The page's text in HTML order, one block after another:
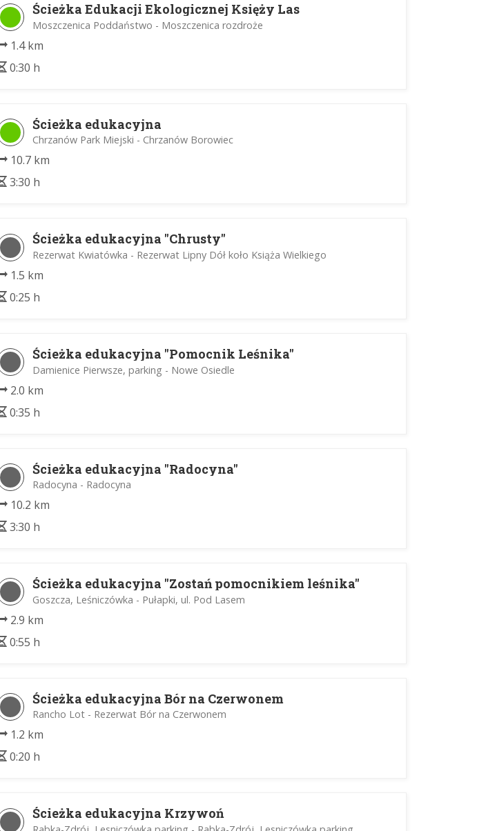
Ścieżka Edukacji Ekologicznej Księży Las
Moszczenica Poddaństwo - Moszczenica rozdroże
1.4 km
0:30 h
Ścieżka edukacyjna
Chrzanów Park Miejski - Chrzanów Borowiec
10.7 km
3:30 h
Ścieżka edukacyjna "Chrusty"
Rezerwat Kwiatówka - Rezerwat Lipny Dół koło Książa Wielkiego
1.5 km
0:25 h
Ścieżka edukacyjna "Pomocnik Leśnika"
Damienice Pierwsze, parking - Nowe Osiedle
2.0 km
0:35 h
Ścieżka edukacyjna "Radocyna"
Radocyna - Radocyna
10.2 km
3:30 h
Ścieżka edukacyjna "Zostań pomocnikiem leśnika"
Goszcza, Leśniczówka - Pułapki, ul. Pod Lasem
2.9 km
0:55 h
Ścieżka edukacyjna Bór na Czerwonem
Rancho Lot - Rezerwat Bór na Czerwonem
1.2 km
0:20 h
Ścieżka edukacyjna Krzywoń